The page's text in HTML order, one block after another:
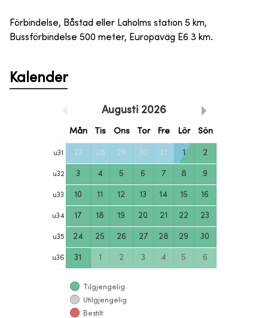
Förbindelse, Båstad eller Laholms station 5 km,
Bussförbindelse 500 meter, Europaväg E6 3 km.
Kalender
Augusti 2026
Mån Tis Ons Tor Fre Lör Sön
u31 27 28 29 30 31 1 2
u32 3 4 5 6 7 8 9
u33 10 11 12 13 14 15 16
u34 17 18 19 20 21 22 23
u35 24 25 26 27 28 29 30
u36 31 1 2 3 4 5 6
Tilgjengelig
Utilgjengelig
Bestilt